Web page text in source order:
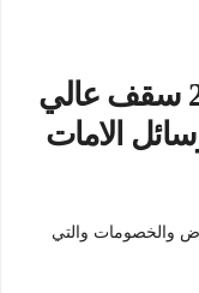
تأجير تويوتا هاي اس 2020 سقف عالي
الامات
والخصومات والتي